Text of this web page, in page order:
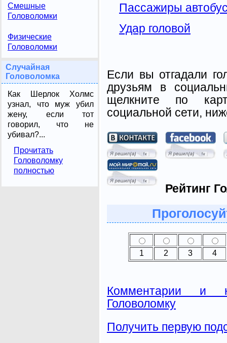
Смешные
Головоломки
Физические
Головоломки
Случайная
Головоломка
Как Шерлок Холмс
узнал, что муж убил
жену, если тот
говорил, что не
убивал?...
Прочитать
Головоломку
полностью
Пассажиры
Удар головой
Если вы отгадали
друзьям в
щелкните по
социальной сети,
Рейтинг
1 2 3 4
Комментарии и
Головоломку
Получить первую